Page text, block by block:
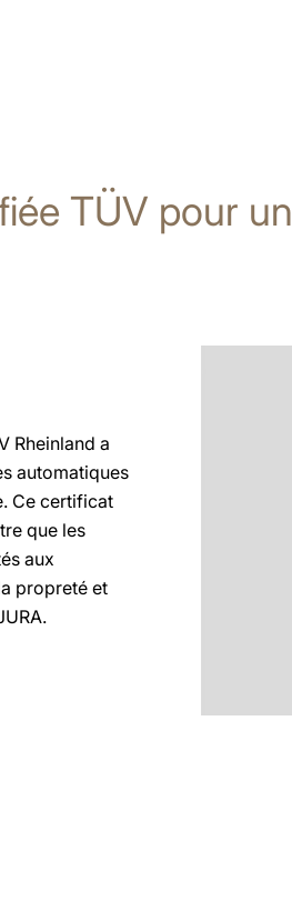
TÜV pour
Rheinland a
automatiques
Ce certificat
que les
aux
propreté et